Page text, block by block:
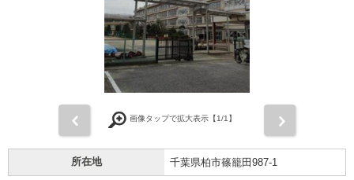
画像タップで拡大表示【1/1】
所在地 千葉県柏市篠籠田987-1